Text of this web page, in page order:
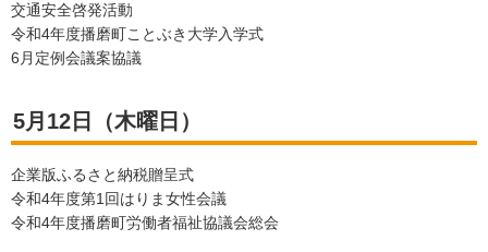
交通安全啓発活動
令和4年度播磨町ことぶき大学入学式
6月定例会議案協議
5月12日（木曜日）
企業版ふるさと納税贈呈式
令和4年度第1回はりま女性会議
令和4年度播磨町労働者福祉協議会総会